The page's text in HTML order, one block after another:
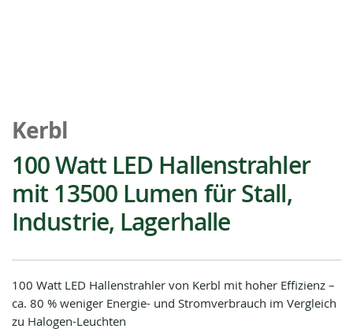
Anfang
der
Bildgalerie
springen
Kerbl
100 Watt LED Hallenstrahler
mit 13500 Lumen für Stall,
Industrie, Lagerhalle
100 Watt LED Hallenstrahler von Kerbl mit hoher Effizienz –
ca. 80 % weniger Energie- und Stromverbrauch im Vergleich
zu Halogen-Leuchten